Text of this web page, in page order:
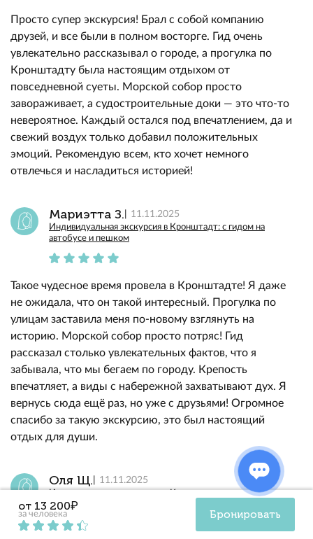
Просто супер экскурсия! Брал с собой компанию
друзей, и все были в полном восторге. Гид очень
увлекательно рассказывал о городе, а прогулка по
Кронштадту была настоящим отдыхом от
повседневной суеты. Морской собор просто
завораживает, а судостроительные доки — это что-то
невероятное. Каждый остался под впечатлением, да и
свежий воздух только добавил положительных
эмоций. Рекомендую всем, кто хочет немного
отвлечься и насладиться историей!
Мариэтта З. 11.11.2025
Индивидуальная экскурсия в Кронштадт: с гидом на
автобусе и пешком
Такое чудесное время провела в Кронштадте! Я даже
не ожидала, что он такой интересный. Прогулка по
улицам заставила меня по-новому взглянуть на
историю. Морской собор просто потряс! Гид
рассказал столько увлекательных фактов, что я
забывала, что мы бегаем по городу. Крепость
впечатляет, а виды с набережной захватывают дух. Я
вернусь сюда ещё раз, но уже с друзьями! Огромное
спасибо за такую экскурсию, это был настоящий
отдых для души.
Оля Щ. 11.11.2025
Индивидуальная экскурсия в Кронштадт: с гидом на
автобусе и пешком
от 13 200₽
за человека Бронировать